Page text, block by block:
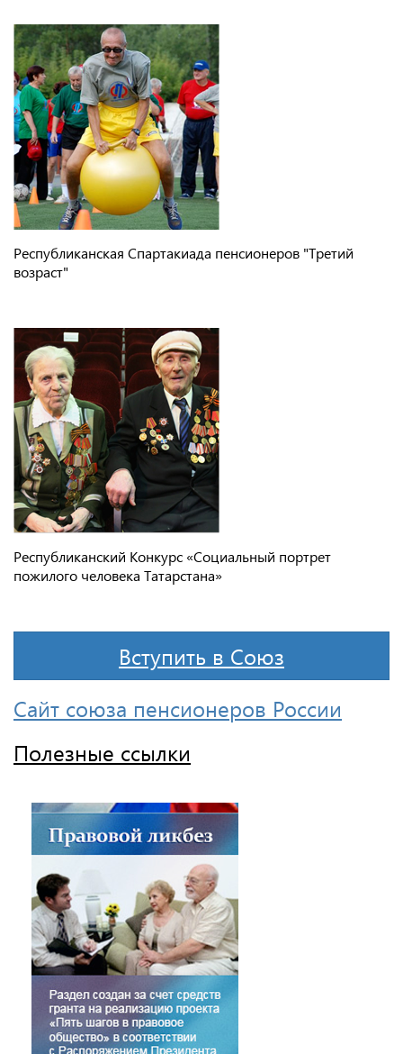
Республиканская Спартакиада пенсионеров "Третий
возраст"
Республиканский Конкурс «Социальный портрет
пожилого человека Татарстана»
Вступить в Союз
Сайт союза пенсионеров России
Полезные ссылки